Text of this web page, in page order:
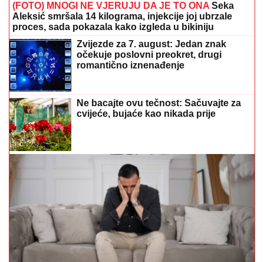
(FOTO) MNOGI NE VJERUJU DA JE TO ONA Seka
Aleksić smršala 14 kilograma, injekcije joj ubrzale
proces, sada pokazala kako izgleda u bikiniju
Zvijezde za 7. august: Jedan znak
očekuje poslovni preokret, drugi
romantično iznenađenje
Ne bacajte ovu tečnost: Sačuvajte za
cvijeće, bujaće kao nikada prije